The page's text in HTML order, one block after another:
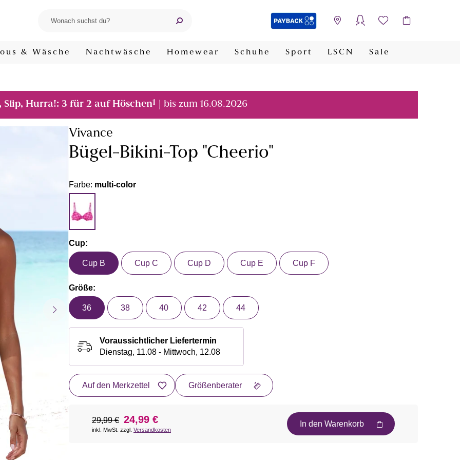
& Wäsche Nachtwäsche Homewear Schuhe Sport LSCN Sale
Slip, Hurra!: 3 für 2 auf Höschen1 | bis zum 16.08.2026
Vivance
Bügel-Bikini-Top "Cheerio"
Farbe: multi-color
Cup:
Cup B Cup C Cup D Cup E Cup F
Größe:
36 38 40 42 44
Voraussichtlicher Liefertermin
Dienstag, 11.08 - Mittwoch, 12.08
Auf den Merkzettel Größenberater
29,99 € 24,99 €
inkl. MwSt. zzgl. Versandkosten
In den Warenkorb